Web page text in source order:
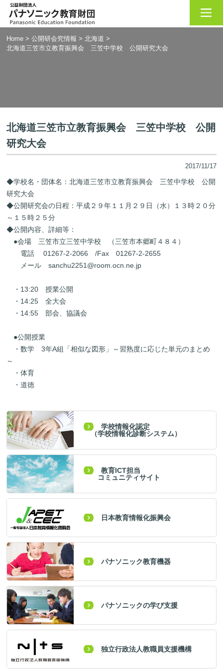
Home >公開研会究情報 >北海道 >
北海道三笠市立教育振興会 三笠中学校 公開研究大会
北海道三笠市立教育振興会 三笠中学校 公開
研究大会
2017/11/17
◆学校名・団体名：北海道三笠市立教育振興会 三笠中学校 公開
研究大会
◆公開研究会の日程：平成２９年１１月２９日（水）１３時２０分
～１５時２５分
◆公開内容、詳細等：
●会場 三笠市立三笠中学校 （三笠市本郷町４８４）
電話 01267-2-2066 /Fax 01267-2-2655
メール sanchu2251@room.ocn.ne.jp
・13:20 授業公開
・14:25 全大会
・14:55 部会、協議会
●公開授業
・数学 3年A組「相似な図形」～習熟度に応じた単元のまとめ
～
・体育
・道徳
学校情報化認定
（学校情報化診断システム）
教育ICT担当
コミュニティサイト
日本教育情報化振興会
パナソニック教育機器
パナソニックの学び支援
独立行政法人教職員支援機構